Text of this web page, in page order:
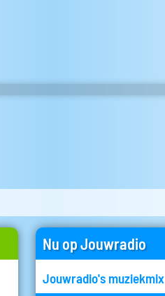
Nu op Jouwradio
Jouwradio's muziekmix